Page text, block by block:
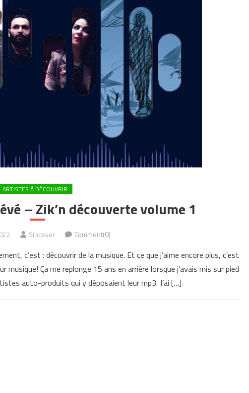
ARTISTES À DÉCOUVRIR
– Zik’n découverte volume 1
Sincever Comment(0)
c’est : découvrir de la musique. Et ce que j’aime encore plus, c’est
Ça me replonge 15 ans en arrière lorsque j’avais mis sur pied
auto-produits qui y déposaient leur mp3. J’ai […]